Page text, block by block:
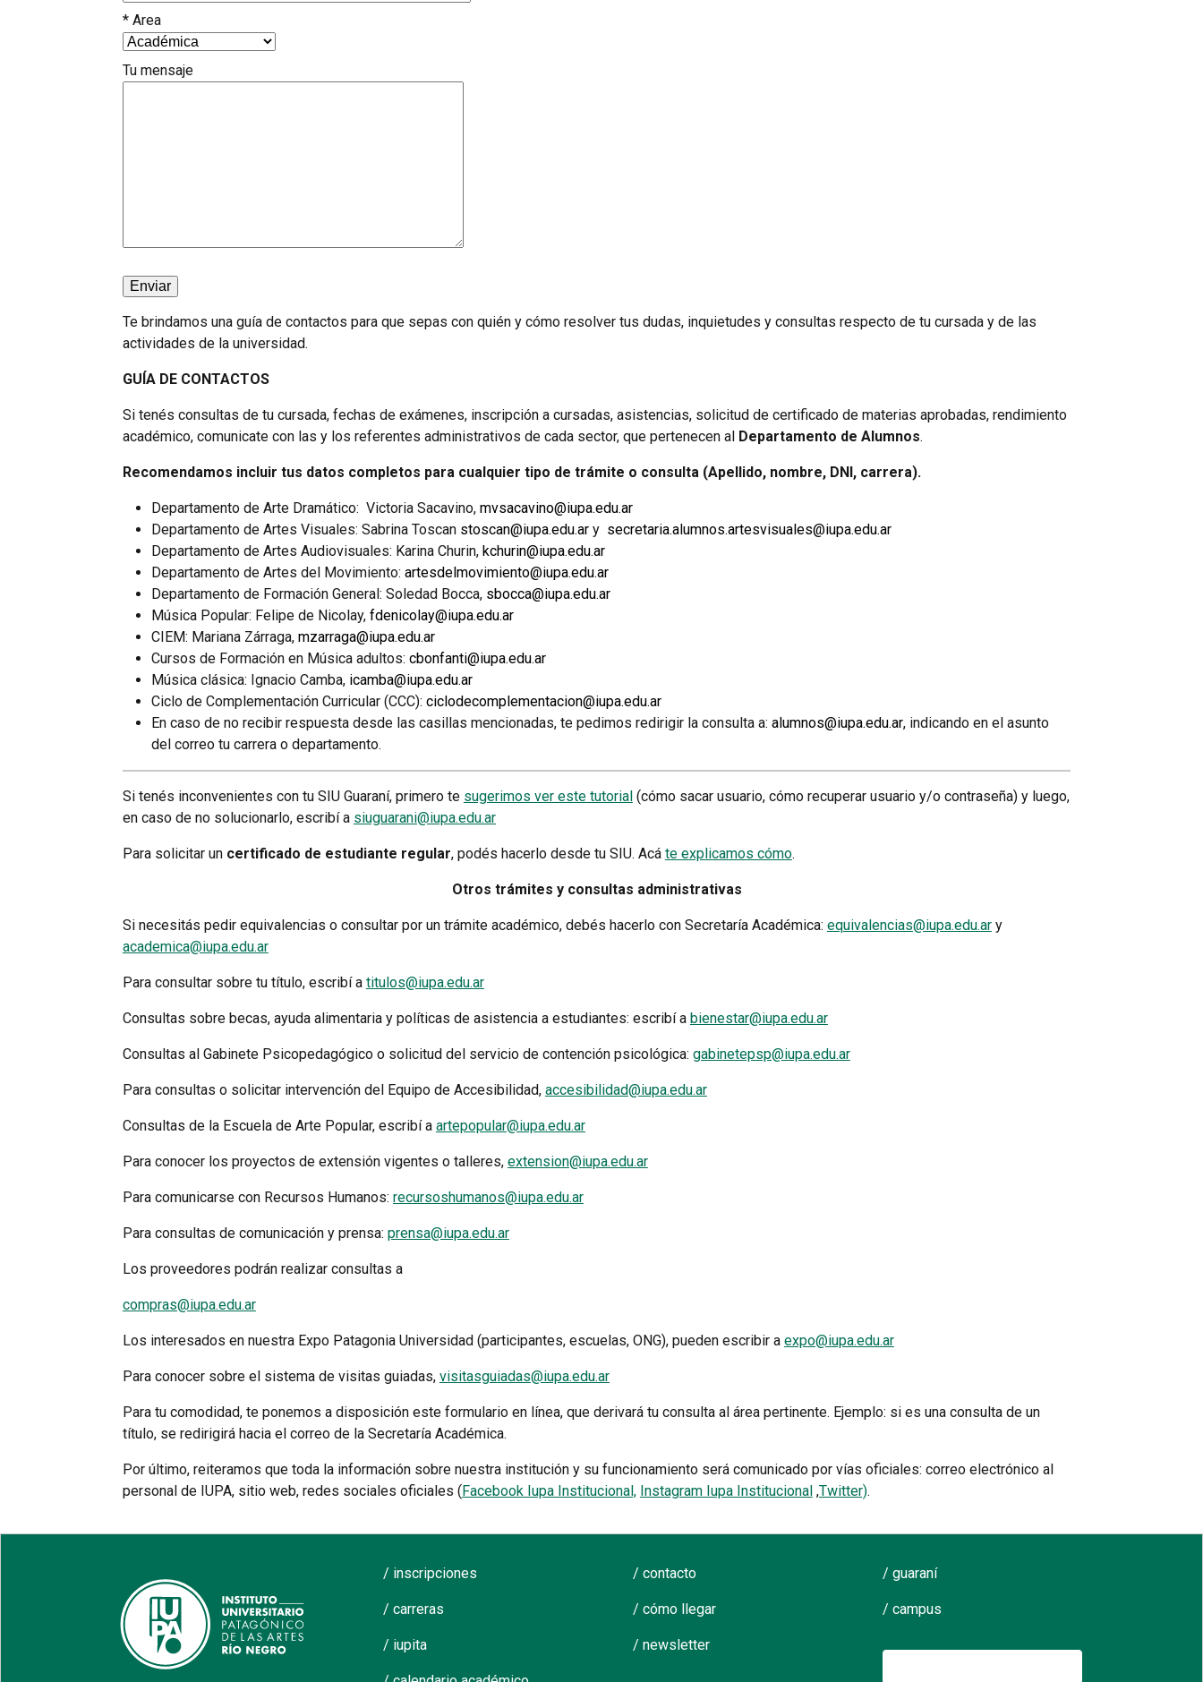
* Area
Tu mensaje
Te brindamos una guía de contactos para que sepas con quién y cómo resolver tus dudas, inquietudes y consultas respecto de tu cursada y de las
actividades de la universidad.
GUÍA DE CONTACTOS
Si tenés consultas de tu cursada, fechas de exámenes, inscripción a cursadas, asistencias, solicitud de certificado de materias aprobadas, rendimiento
académico, comunicate con las y los referentes administrativos de cada sector, que pertenecen al Departamento de Alumnos.
Recomendamos incluir tus datos completos para cualquier tipo de trámite o consulta (Apellido, nombre, DNI, carrera).
Departamento de Arte Dramático: Victoria Sacavino, mvsacavino@iupa.edu.ar
Departamento de Artes Visuales: Sabrina Toscan stoscan@iupa.edu.ary secretaria.alumnos.artesvisuales@iupa.edu.ar
Departamento de Artes Audiovisuales: Karina Churin, kchurin@iupa.edu.ar
Departamento de Artes del Movimiento: artesdelmovimiento@iupa.edu.ar
Departamento de Formación General: Soledad Bocca, sbocca@iupa.edu.ar
Música Popular: Felipe de Nicolay, fdenicolay@iupa.edu.ar
CIEM: Mariana Zárraga, mzarraga@iupa.edu.ar
Cursos de Formación en Música adultos: cbonfanti@iupa.edu.ar
Música clásica: Ignacio Camba, icamba@iupa.edu.ar
Ciclo de Complementación Curricular (CCC): ciclodecomplementacion@iupa.edu.ar
En caso de no recibir respuesta desde las casillas mencionadas, te pedimos redirigir la consulta a: alumnos@iupa.edu.ar, indicando en el asunto
del correo tu carrera o departamento.
Si tenés inconvenientes con tu SIU Guaraní, primero te sugerimos ver este tutorial(cómo sacar usuario, cómo recuperar usuario y/o contraseña) y luego,
en caso de no solucionarlo, escribí a siuguarani@iupa.edu.ar
Para solicitar un certificado de estudiante regular, podés hacerlo desde tu SIU. Acá te explicamos cómo.
Otros trámites y consultas administrativas
Si necesitás pedir equivalencias o consultar por un trámite académico, debés hacerlo con Secretaría Académica: equivalencias@iupa.edu.ary
academica@iupa.edu.ar
Para consultar sobre tu título, escribí a titulos@iupa.edu.ar
Consultas sobre becas, ayuda alimentaria y políticas de asistencia a estudiantes: escribí a bienestar@iupa.edu.ar
Consultas al Gabinete Psicopedagógico o solicitud del servicio de contención psicológica: gabinetepsp@iupa.edu.ar
Para consultas o solicitar intervención del Equipo de Accesibilidad, accesibilidad@iupa.edu.ar
Consultas de la Escuela de Arte Popular, escribí a artepopular@iupa.edu.ar
Para conocer los proyectos de extensión vigentes o talleres, extension@iupa.edu.ar
Para comunicarse con Recursos Humanos: recursoshumanos@iupa.edu.ar
Para consultas de comunicación y prensa: prensa@iupa.edu.ar
Los proveedores podrán realizar consultas a
compras@iupa.edu.ar
Los interesados en nuestra Expo Patagonia Universidad (participantes, escuelas, ONG), pueden escribir a expo@iupa.edu.ar
Para conocer sobre el sistema de visitas guiadas, visitasguiadas@iupa.edu.ar
Para tu comodidad, te ponemos a disposición este formulario en línea, que derivará tu consulta al área pertinente. Ejemplo: si es una consulta de un
título, se redirigirá hacia el correo de la Secretaría Académica.
Por último, reiteramos que toda la información sobre nuestra institución y su funcionamiento será comunicado por vías oficiales: correo electrónico al
personal de IUPA, sitio web, redes sociales oficiales (Facebook Iupa Institucional, Instagram Iupa Institucional,Twitter).
/ inscripciones
/ carreras
/ iupita
/ contacto
/ cómo llegar
/ newsletter
/ guaraní
/ campus
Buscar: